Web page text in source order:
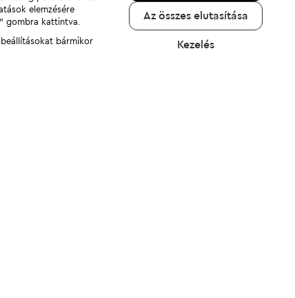
elemzésére
gombra kattintva.
bármikor
Az összes elutasítása
Kezelés